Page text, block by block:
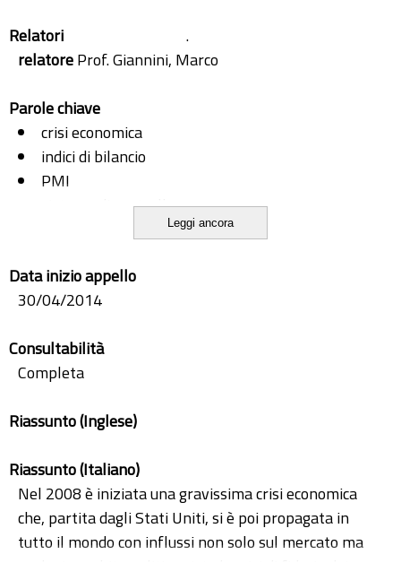
Relatori
.
relatoreProf. Giannini, Marco
Parole chiave
crisi economica
indici di bilancio
PMI
sistema di controllo
vantaggio di differenziazione
Leggi ancora
Data inizio appello
30/04/2014
Consultabilità
Completa
Riassunto (Inglese)
Riassunto (Italiano)
Nel 2008 è iniziata una gravissima crisi economica
che, partita dagli Stati Uniti, si è poi propagata in
tutto il mondo con influssi non solo sul mercato ma